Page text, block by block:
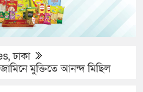
,ঢাকা
মুক্তিতে আনন্দ মিছিল